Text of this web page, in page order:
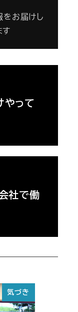
お届けし
す
やって
社で働
気づき